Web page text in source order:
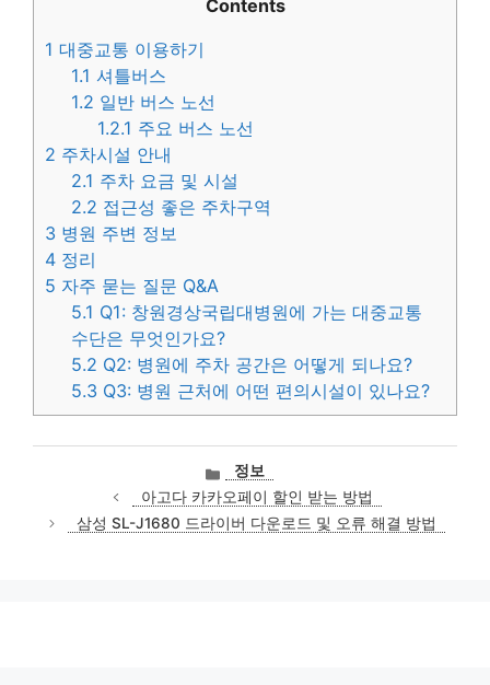
Contents
1 대중교통 이용하기
1.1 셔틀버스
1.2 일반 버스 노선
1.2.1 주요 버스 노선
2 주차시설 안내
2.1 주차 요금 및 시설
2.2 접근성 좋은 주차구역
3 병원 주변 정보
4 정리
5 자주 묻는 질문 Q&A
5.1 Q1: 창원경상국립대병원에 가는 대중교통
수단은 무엇인가요?
5.2 Q2: 병원에 주차 공간은 어떻게 되나요?
5.3 Q3: 병원 근처에 어떤 편의시설이 있나요?
카
테
고
리
정보
아고다 카카오페이 할인 받는 방법
삼성 SL-J1680 드라이버 다운로드 및 오류 해결 방법